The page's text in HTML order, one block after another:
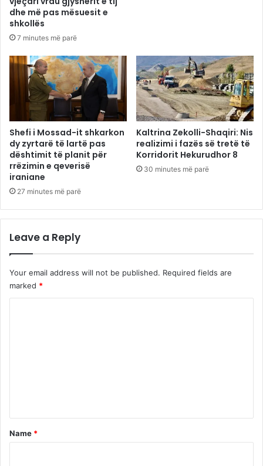
dhe më pas mësuesit e
shkollës
7 minutes më parë
Shefi i Mossad-it shkarkon
dy zyrtarë të lartë pas
dështimit të planit për
rrëzimin e qeverisë
iraniane
27 minutes më parë
Kaltrina Zekolli-Shaqiri: Nis
realizimi i fazës së tretë të
Korridorit Hekurudhor 8
30 minutes më parë
Leave a Reply
Your email address will not be published. Required fields are
marked *
*
Name *